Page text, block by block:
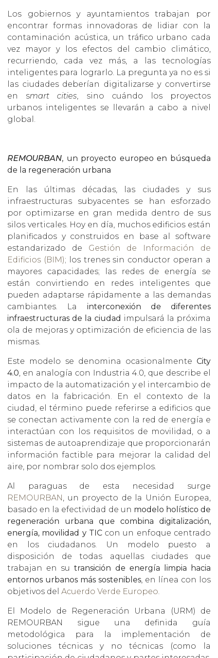
Los gobiernos y ayuntamientos trabajan por
encontrar formas innovadoras de lidiar con la
contaminación acústica, un tráfico urbano cada
vez mayor y los efectos del cambio climático,
recurriendo, cada vez más, a las tecnologías
inteligentes para lograrlo. La pregunta ya no es si
las ciudades deberían digitalizarse y convertirse
en smart cities, sino cuándo los proyectos
urbanos inteligentes se llevarán a cabo a nivel
global.
REMOURBAN, un proyecto europeo en búsqueda
de la regeneración urbana
En las últimas décadas, las ciudades y sus
infraestructuras subyacentes se han esforzado
por optimizarse en gran medida dentro de sus
silos verticales. Hoy en día, muchos edificios están
planificados y construidos en base al software
estandarizado de Gestión de Información de
Edificios (BIM); los trenes sin conductor operan a
mayores capacidades; las redes de energía se
están convirtiendo en redes inteligentes que
pueden adaptarse rápidamente a las demandas
cambiantes. La interconexión de diferentes
infraestructuras de la ciudad impulsará la próxima
ola de mejoras y optimización de eficiencia de las
mismas.
Este modelo se denomina ocasionalmente City
4.0, en analogía con Industria 4.0, que describe el
impacto de la automatización y el intercambio de
datos en la fabricación. En el contexto de la
ciudad, el término puede referirse a edificios que
se conectan activamente con la red de energía e
interactúan con los requisitos de movilidad, o a
sistemas de autoaprendizaje que proporcionarán
información factible para mejorar la calidad del
aire, por nombrar solo dos ejemplos.
Al paraguas de esta necesidad surge
REMOURBAN, un proyecto de la Unión Europea,
basado en la efectividad de un modelo holístico de
regeneración urbana que combina digitalización,
energía, movilidad y TICcon un enfoque centrado
en los ciudadanos. Un modelo puesto a
disposición de todas aquellas ciudades que
trabajan en sutransición de energía limpia hacia
entornos urbanos más sostenibles, en línea con los
objetivos del Acuerdo Verde Europeo.
El Modelo de Regeneración Urbana (URM) de
REMOURBAN sigue una definida guía
metodológica para la implementación de
soluciones técnicas y no técnicas (como la